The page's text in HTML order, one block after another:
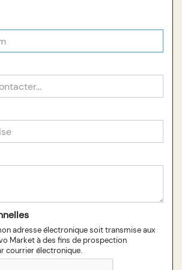
adresse électronique soit transmise aux
Market à des fins de prospection
courrier électronique.